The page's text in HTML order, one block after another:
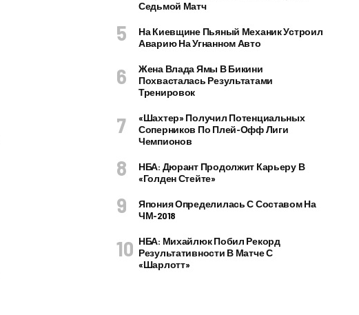
Седьмой Матч
На Киевщине Пьяный Механик Устроил
Аварию На Угнанном Авто
Жена Влада Ямы В Бикини
Похвасталась Результатами
Тренировок
«Шахтер» Получил Потенциальных
Соперников По Плей-Офф Лиги
Чемпионов
НБА: Дюрант Продолжит Карьеру В
«Голден Стейте»
Япония Определилась С Составом На
ЧМ-2018
НБА: Михайлюк Побил Рекорд
Результативности В Матче С
«Шарлотт»